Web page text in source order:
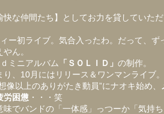
快な仲間たち】としてお力を貸していた
ー初ライブ。気合入ったわ。だって、ず
ん。
ミニアルバム
「ＳＯＬＩＤ」 の制作。
り、10月にはリリース＆ワンマンライブ。
像以上のありがたき動員”にナオキ始め、
労困憊 ・・・笑
味でバンドの「一体感」っつーか「気持